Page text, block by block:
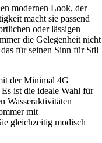
modernen Look, der
macht sie passend
oder lässigen
die Gelegenheit nicht
für seinen Sinn für Stil
der Minimal 4G
ist die ideale Wahl für
Wasseraktivitäten
mit
gleichzeitig modisch